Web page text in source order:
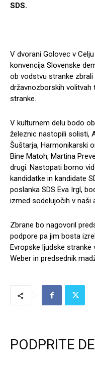
SDS.
V dvorani Golovec v
konvencija Slovenske
ob vodstvu stranke zbrali
državnozborskih
stranke.
V kulturnem delu bodo
železnic nastopili solisti,
Šuštarja, Harmonikarski
Bine Matoh, Martina
drugi. Nastopati bomo
kandidatke in kandidate
poslanka SDS Eva Irgl,
izmed sodelujočih v naši
Zbrane bo nagovoril
podpore pa jim bosta
Evropske ljudske
Weber in predsednik
PODPRITE